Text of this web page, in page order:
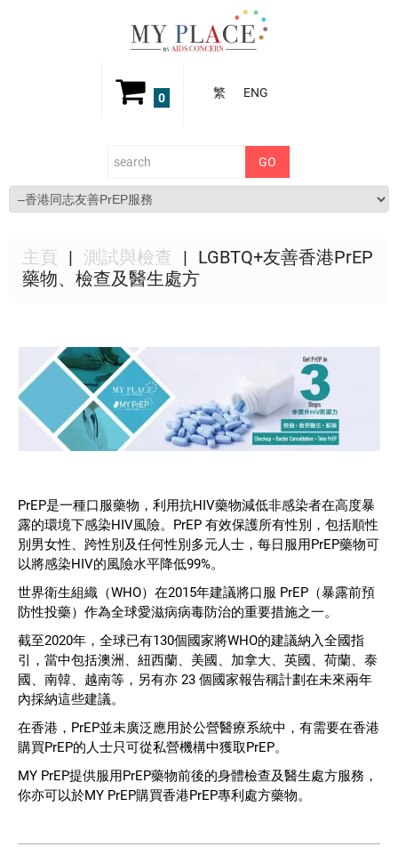
繁 ENG
0
主頁 測試與檢查
LGBTQ+友善香港PrEP
藥物、檢查及醫生處方
PrEP是一種口服藥物，利用抗HIV藥物減低非感染者在高度暴
露的環境下感染HIV風險。PrEP 有效保護所有性別，包括順性
別男女性、跨性別及任何性別多元人士，每日服用PrEP藥物可
以將感染HIV的風險水平降低99%。
世界衛生組織（WHO）在2015年建議將口服 PrEP（暴露前預
防性投藥）作為全球愛滋病病毒防治的重要措施之一。
截至2020年，全球已有130個國家將WHO的建議納入全國指
引，當中包括澳洲、紐西蘭、美國、加拿大、英國、荷蘭、泰
國、南韓、越南等，另有亦 23 個國家報告稱計劃在未來兩年
內採納這些建議。
在香港，PrEP並未廣泛應用於公營醫療系統中，有需要在香港
購買PrEP的人士只可從私營機構中獲取PrEP。
MY PrEP提供服用PrEP藥物前後的身體檢查及醫生處方服務，
你亦可以於MY PrEP購買香港PrEP專利處方藥物。